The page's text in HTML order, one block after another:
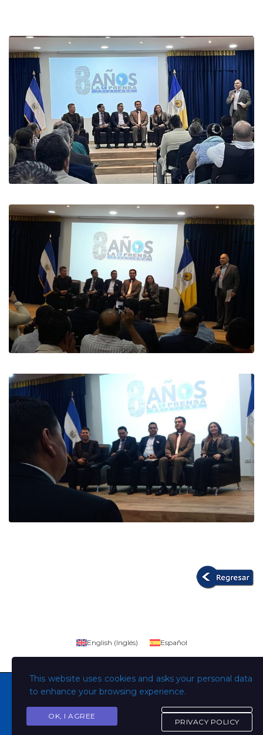
Copyright © Todos los derechos son de la Universidad
This website uses cookies and asks your personal data
to enhance your browsing experience.
OK, I AGREE
PRIVACY POLICY
English (Inglés) Español